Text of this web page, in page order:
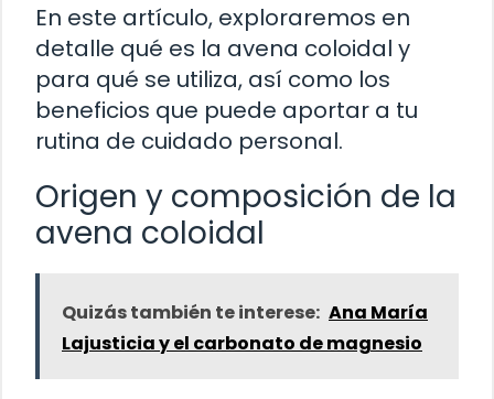
En este artículo, exploraremos en
detalle qué es la avena coloidal y
para qué se utiliza, así como los
beneficios que puede aportar a tu
rutina de cuidado personal.
Origen y composición de la
avena coloidal
Quizás también te interese: Ana María
Lajusticia y el carbonato de magnesio